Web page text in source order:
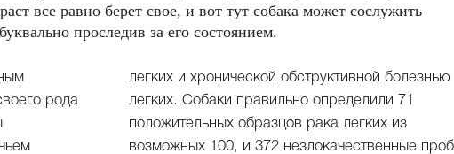
все равно берет свое, и вот тут собака может сослужить
проследив за его состоянием.
рода
легких и хронической обструктивной болезнью
легких. Собаки правильно определили 71
положительных образцов рака легких из
возможных 100, и 372 незлокачественные пробы